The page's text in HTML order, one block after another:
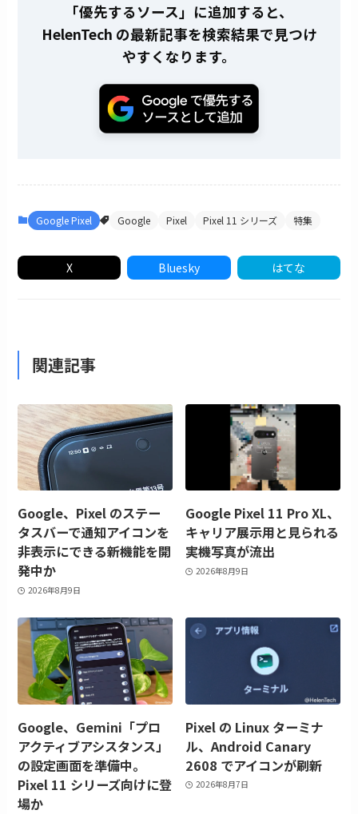
「優先するソース」に追加すると、
HelenTech の最新記事を検索結果で見つけ
やすくなります。
Google Pixel Google Pixel Pixel 11 シリーズ 特集
X Bluesky はてな
関連記事
Google、Pixel のステー
タスバーで通知アイコンを
非表示にできる新機能を開
発中か
2026年8月9日
Google Pixel 11 Pro XL、
キャリア展示用と見られる
実機写真が流出
2026年8月9日
Google、Gemini「プロ
アクティブアシスタンス」
の設定画面を準備中。
Pixel 11 シリーズ向けに登
場か
Pixel の Linux ターミナ
ル、Android Canary
2608 でアイコンが刷新
2026年8月7日